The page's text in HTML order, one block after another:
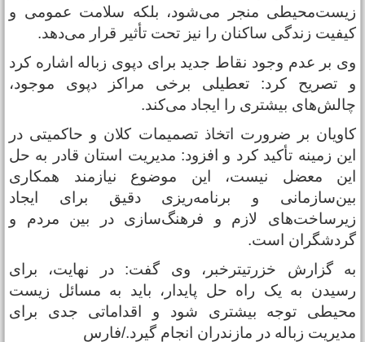
منجر می‌شود، بلکه سلامت عمومی و
زندگی ساکنان را نیز تحت تأثیر قرار می‌دهد.
بر عدم وجود نقاط جدید برای دپوی زباله اشاره کرد
تصریح کرد: تعطیلی برخی مراکز دپوی موجود،
بیشتری را ایجاد می‌کند.
بر ضرورت اتخاذ تصمیمات کلان و حاکمیتی در
زمینه تأکید کرد و افزود: مدیریت استان قادر به حل
معضل نیست، این موضوع نیازمند همکاری
و برنامه‌ریزی دقیق برای ایجاد
لازم و فرهنگ‌سازی در بین مردم و
است.
گزارش خزرتیترخبر، وی گفت: در نهایت، برای
به یک راه‌ حل پایدار، باید به مسائل زیست‌
توجه بیشتری شود و اقداماتی جدی برای
زباله در مازندران انجام گیرد./فارس